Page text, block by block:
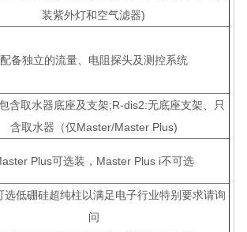
装紫外灯和空气滤器)
配备独立的流量、电阻探头及测控系统
含取水器底座及支架;R-dis2:无底座支架、只
含取水器（仅Master/Master Plus)
Plus可选装，Master Plus i不可选
选低硼硅超纯柱以满足电子行业特别要求请询
问